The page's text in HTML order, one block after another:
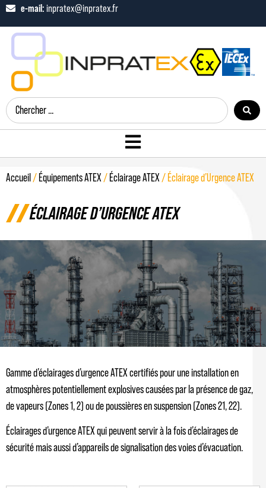
e-mail:inpratex@inpratex.fr
Accueil/Équipements ATEX /Éclairage ATEX / Éclairage d’Urgence ATEX
ÉCLAIRAGE D’URGENCE ATEX
Gamme d’éclairages d’urgence ATEX certifiés pour une installation en
atmosphères potentiellement explosives causées par la présence de gaz,
de vapeurs (Zones 1, 2) ou de poussières en suspension (Zones 21, 22).
Éclairages d’urgence ATEX qui peuvent servir à la fois d’éclairages de
sécurité mais aussi d’appareils de signalisation des voies d’évacuation.